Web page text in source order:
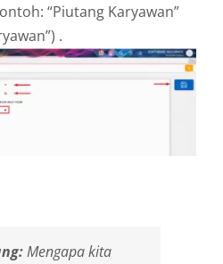
“Piutang Karyawan”
.
Mengapa kita